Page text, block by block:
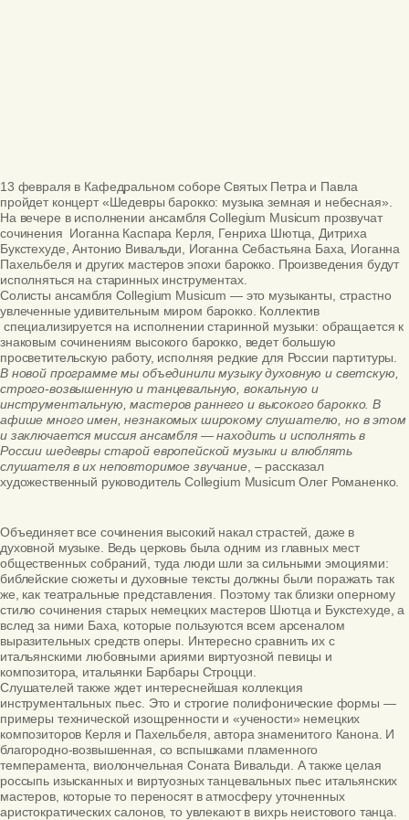
13 февраля в Кафедральном соборе Святых Петра и Павла
пройдет концерт «Шедевры барокко: музыка земная и небесная».
На вечере в исполнении ансамбля Collegium Musicum прозвучат
сочинения Иоганна Каспара Керля, Генриха Шютца, Дитриха
Букстехуде, Антонио Вивальди, Иоганна Себастьяна Баха, Иоганна
Пахельбеля и других мастеров эпохи барокко. Произведения будут
исполняться на старинных инструментах.
Солисты ансамбля Collegium Musicum — это музыканты, страстно
увлеченные удивительным миром барокко. Коллектив
специализируется на исполнении старинной музыки: обращается к
знаковым сочинениям высокого барокко, ведет большую
просветительскую работу, исполняя редкие для России партитуры.
В новой программе мы объединили музыку духовную и светскую,
строго-возвышенную и танцевальную, вокальную и
инструментальную, мастеров раннего и высокого барокко. В
афише много имен, незнакомых широкому слушателю, но в этом
и заключается миссия ансамбля — находить и исполнять в
России шедевры старой европейской музыки и влюблять
слушателя в их неповторимое звучание, – рассказал
художественный руководитель Collegium Musicum Олег Романенко.
Объединяет все сочинения высокий накал страстей, даже в
духовной музыке. Ведь церковь была одним из главных мест
общественных собраний, туда люди шли за сильными эмоциями:
библейские сюжеты и духовные тексты должны были поражать так
же, как театральные представления. Поэтому так близки оперному
стилю сочинения старых немецких мастеров Шютца и Букстехуде, а
вслед за ними Баха, которые пользуются всем арсеналом
выразительных средств оперы. Интересно сравнить их с
итальянскими любовными ариями виртуозной певицы и
композитора, итальянки Барбары Строцци.
Слушателей также ждет интереснейшая коллекция
инструментальных пьес. Это и строгие полифонические формы —
примеры технической изощренности и «учености» немецких
композиторов Керля и Пахельбеля, автора знаменитого Канона. И
благородно-возвышенная, со вспышками пламенного
темперамента, виолончельная Соната Вивальди. А также целая
россыпь изысканных и виртуозных танцевальных пьес итальянских
мастеров, которые то переносят в атмосферу уточненных
аристократических салонов, то увлекают в вихрь неистового танца.